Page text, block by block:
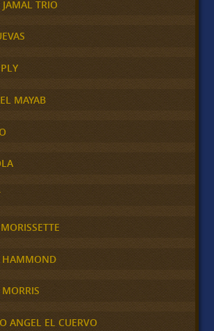
TRIO
MAYAB
HAMMOND
ANGEL EL CUERVO